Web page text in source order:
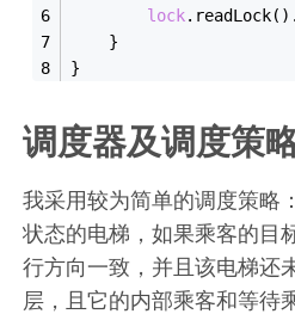
lock
    }
}
调度器及调度策
我采用较为简单的调度策略
状态的电梯，如果乘客的目
行方向一致，并且该电梯还
层，且它的内部乘客和等待